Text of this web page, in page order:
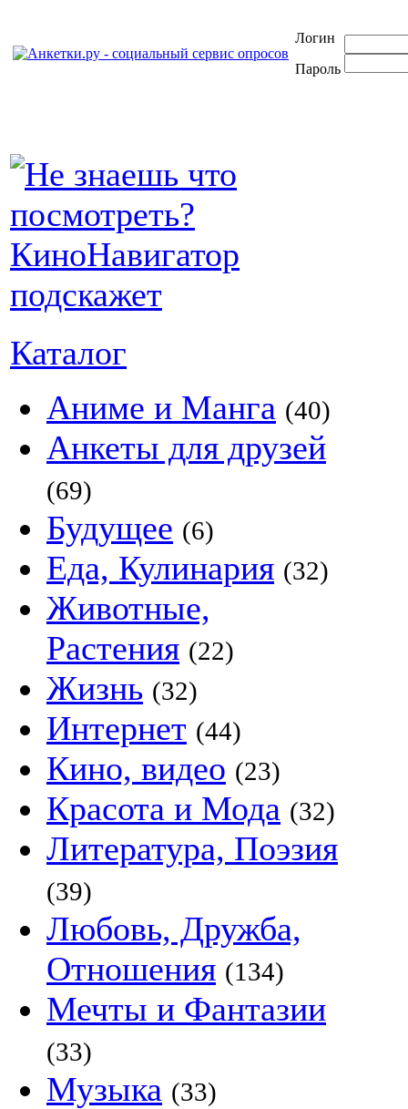
Логин
Пароль
Каталог
Аниме и Манга (40)
Анкеты для друзей
(69)
Будущее (6)
Еда, Кулинария (32)
Животные,
Растения (22)
Жизнь (32)
Интернет (44)
Кино, видео (23)
Красота и Мода (32)
Литература, Поэзия
(39)
Любовь, Дружба,
Отношения (134)
Мечты и Фантазии
(33)
Музыка (33)